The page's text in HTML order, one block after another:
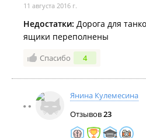
11 августа 2016 г.
Недостатки: Дорога для
ящики переполнены
Спасибо 4
Янина Кулемесина
Отзывов23